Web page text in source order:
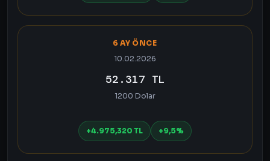
6 AY ÖNCE
10.02.2026
52.317 TL
1200 Dolar
+4.975,320 TL +9,5%